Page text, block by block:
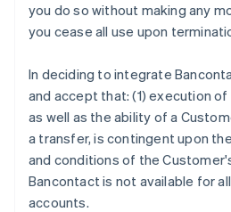
you do so without making any
you cease all use upon
In deciding to integrate
and accept that: (1) execution
as well as the ability of a
a transfer, is contingent upon
and conditions of the
Bancontact is not available for
accounts.
Gibilterra
English
English
India
Irlanda
English
Italia
ItalianoEnglish
Lettonia